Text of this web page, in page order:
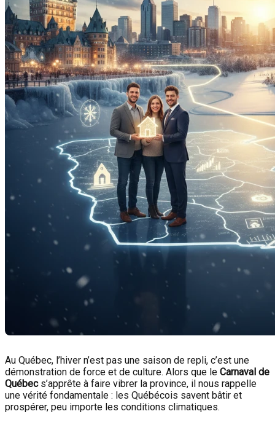
Au Québec, l’hiver n’est pas une saison de repli, c’est une
démonstration de force et de culture. Alors que le Carnaval de
Québecs’apprête à faire vibrer la province, il nous rappelle
une vérité fondamentale : les Québécois savent bâtir et
prospérer, peu importe les conditions climatiques.